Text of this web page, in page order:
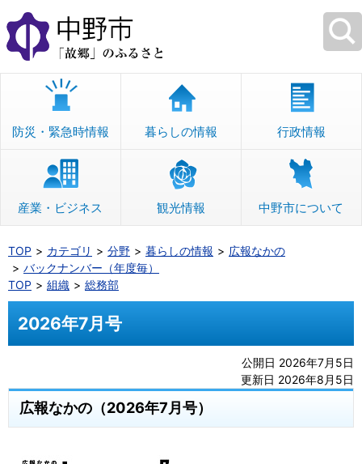
本
文
へ
移
防災・緊急時情報 暮らしの情報 行政情報
産業・ビジネス 観光情報 中野市について
TOP カテゴリ 分野 暮らしの情報
広報なかの
バックナンバー（年度毎）
TOP
組織 総務部
2026年7月号
公開日 2026年7月5日
更新日 2026年8月5日
広報なかの（2026年7月号）